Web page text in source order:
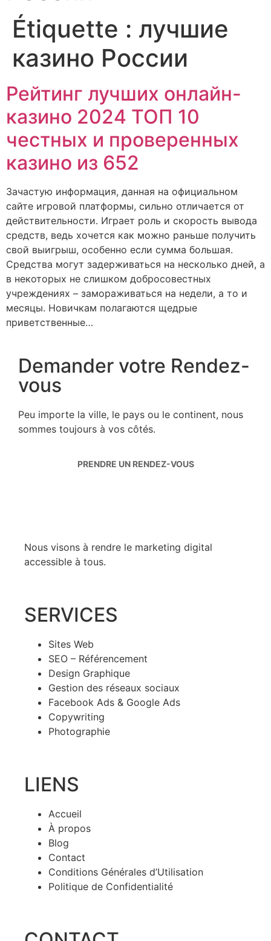
Étiquette : лучшие
казино России
Рейтинг лучших онлайн-
казино 2024 ТОП 10
честных и проверенных
казино из 652
Зачастую информация, данная на официальном
сайте игровой платформы, сильно отличается от
действительности. Играет роль и скорость вывода
средств, ведь хочется как можно раньше получить
свой выигрыш, особенно если сумма большая.
Средства могут задерживаться на несколько дней, а
в некоторых не слишком добросовестных
учреждениях – замораживаться на недели, а то и
месяцы. Новичкам полагаются щедрые
приветственные…
Demander votre Rendez-
vous
Peu importe la ville, le pays ou le continent, nous
sommes toujours à vos côtés.
PRENDRE UN RENDEZ-VOUS
Nous visons à rendre le marketing digital
accessible à tous.
SERVICES
Sites Web
SEO – Référencement
Design Graphique
Gestion des réseaux sociaux
Facebook Ads & Google Ads
Copywriting
Photographie
LIENS
Accueil
À propos
Blog
Contact
Conditions Générales d’Utilisation
Politique de Confidentialité